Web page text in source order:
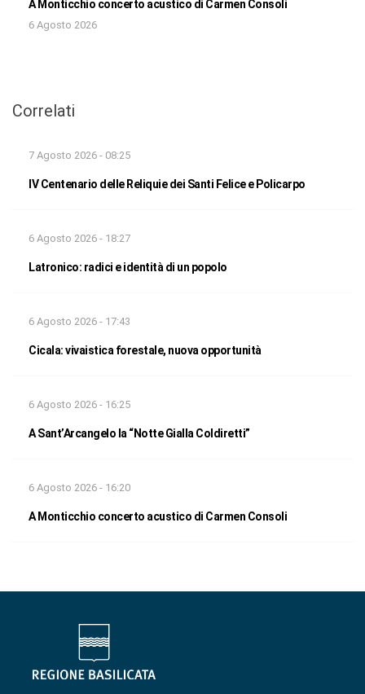
A Monticchio concerto acustico di Carmen Consoli
6 Agosto 2026
Correlati
7 Agosto 2026 - 08:25
IV Centenario delle Reliquie dei Santi Felice e Policarpo
6 Agosto 2026 - 18:27
Latronico: radici e identità di un popolo
6 Agosto 2026 - 17:43
Cicala: vivaistica forestale, nuova opportunità
6 Agosto 2026 - 16:25
A Sant’Arcangelo la “Notte Gialla Coldiretti”
6 Agosto 2026 - 16:20
A Monticchio concerto acustico di Carmen Consoli